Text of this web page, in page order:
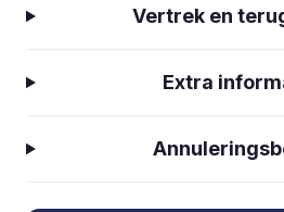
Vertrek en
Extra